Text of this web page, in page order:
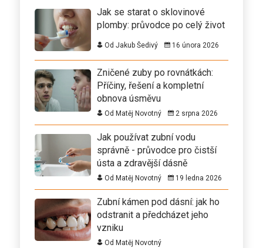
Jak se starat o sklovinové
plomby: průvodce po celý život
Od Jakub Šedivý 16 února 2026
Zničené zuby po rovnátkách:
Příčiny, řešení a kompletní
obnova úsměvu
Od Matěj Novotný 2 srpna 2026
Jak používat zubní vodu
správně - průvodce pro čistší
ústa a zdravější dásně
Od Matěj Novotný 19 ledna 2026
Zubní kámen pod dásní: jak ho
odstranit a předcházet jeho
vzniku
Od Matěj Novotný